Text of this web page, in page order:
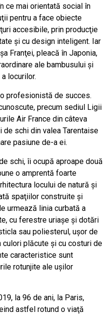
ce mai orientată social în
pentru a face obiecte
accesibile, prin producţie
și cu design inteligent. Iar
Franţei, pleacă în Japonia,
ale bambusului şi
locurilor.
profesionistă de succes.
precum sediul Ligii
Air France din câteva
schi din valea Tarentaise
pasiune de-a ei.
schi, îi ocupă aproape două
o amprentă foarte
locului de natură şi
spaţiilor construite şi
urmează linia curbată a
cu ferestre uriaşe şi dotări
sau poliesterul, uşor de
plăcute şi cu costuri de
caracteristice sunt
rotunjite ale uşilor
la 96 de ani, la Paris,
astfel rotund o viaţă